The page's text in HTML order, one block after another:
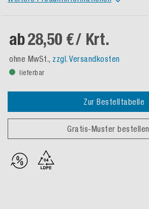
ab28,50 €/ Krt.
ohne MwSt., zzgl. Versandkosten
lieferbar
Zur Bestelltabelle
Gratis-Muster bestellen